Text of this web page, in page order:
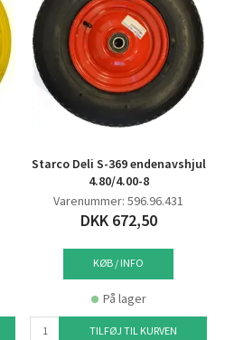
Starco Deli S-369 endenavshjul
4.80/4.00-8
Varenummer: 596.96.431
DKK 672,50
KØB / INFO
På lager
TILFØJ TIL KURVEN